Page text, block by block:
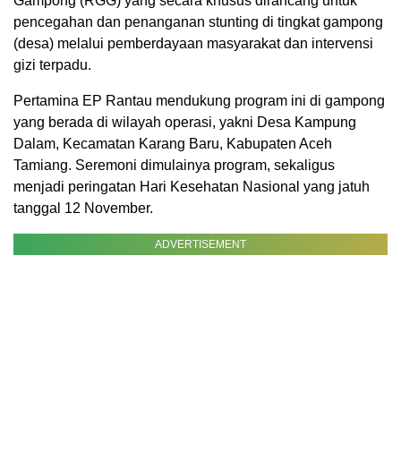
pencegahan dan penanganan stunting di tingkat gampong
(desa) melalui pemberdayaan masyarakat dan intervensi
gizi terpadu.
Pertamina EP Rantau mendukung program ini di gampong
yang berada di wilayah operasi, yakni Desa Kampung
Dalam, Kecamatan Karang Baru, Kabupaten Aceh
Tamiang. Seremoni dimulainya program, sekaligus
menjadi peringatan Hari Kesehatan Nasional yang jatuh
tanggal 12 November.
ADVERTISEMENT